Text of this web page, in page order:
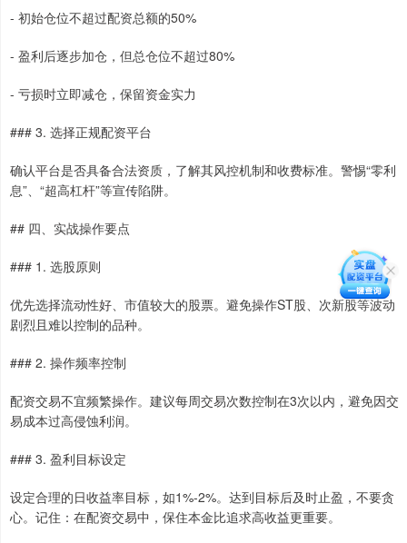
- 初始仓位不超过配资总额的50%
- 盈利后逐步加仓，但总仓位不超过80%
- 亏损时立即减仓，保留资金实力
### 3. 选择正规配资平台
确认平台是否具备合法资质，了解其风控机制和收费标准。警惕“零利
息”、“超高杠杆”等宣传陷阱。
## 四、实战操作要点
### 1. 选股原则
优先选择流动性好、市值较大的股票。避免操作ST股、次新股等波动
剧烈且难以控制的品种。
### 2. 操作频率控制
配资交易不宜频繁操作。建议每周交易次数控制在3次以内，避免因交
易成本过高侵蚀利润。
### 3. 盈利目标设定
设定合理的日收益率目标，如1%-2%。达到目标后及时止盈，不要贪
心。记住：在配资交易中，保住本金比追求高收益更重要。